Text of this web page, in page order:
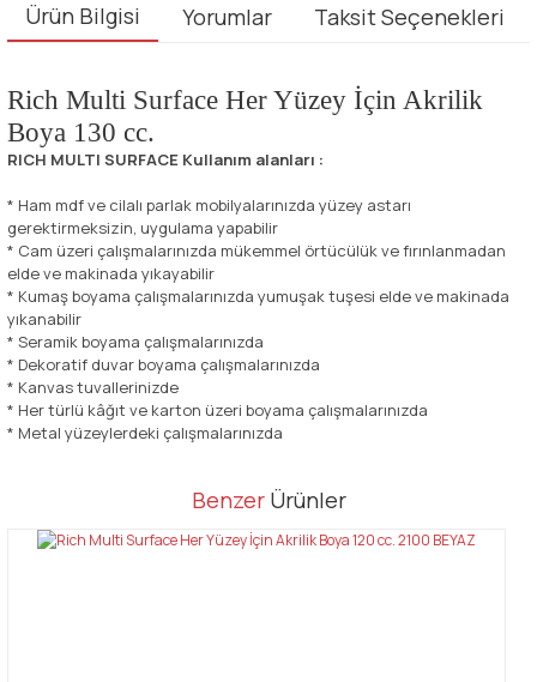
Ürün Bilgisi Yorumlar Taksit Seçenekleri
Rich Multi Surface Her Yüzey İçin Akrilik
Boya 130 cc.
RICH MULTI SURFACE Kullanım alanları :
* Ham mdf ve cilalı parlak mobilyalarınızda yüzey astarı
gerektirmeksizin, uygulama yapabilir
* Cam üzeri çalışmalarınızda mükemmel örtücülük ve fırınlanmadan
elde ve makinada yıkayabilir
* Kumaş boyama çalışmalarınızda yumuşak tuşesi elde ve makinada
yıkanabilir
* Seramik boyama çalışmalarınızda
* Dekoratif duvar boyama çalışmalarınızda
* Kanvas tuvallerinizde
* Her türlü kâğıt ve karton üzeri boyama çalışmalarınızda
* Metal yüzeylerdeki çalışmalarınızda
Bu ürüne ilk yorumu siz yapın!
Bu ürünün fiyat bilgisi, resim, ürün açıklamalarında ve diğer
tarafımıza iletebilirsiniz.
Benzer Ürünler